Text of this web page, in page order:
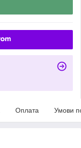
Оплата Умови